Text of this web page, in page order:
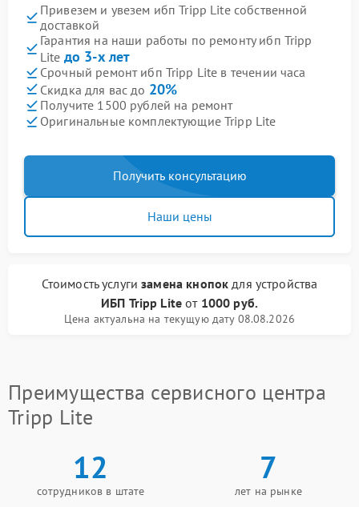
Привезем и увезем ибп Tripp Lite собственной
доставкой
Гарантия на наши работы по ремонту ибп Tripp
Lite до 3-х лет
Срочный ремонт ибп Tripp Lite в течении часа
Скидка для вас до 20%
Получите 1500 рублей на ремонт
Оригинальные комплектующие Tripp Lite
Получить консультацию
Наши цены
Стоимость услугизамена кнопок для устройства
ИБП Tripp Lite от 1000 руб.
Цена актуальна на текущую дату 08.08.2026
Преимущества сервисного центра
Tripp Lite
12
сотрудников в штате
7
лет на рынке